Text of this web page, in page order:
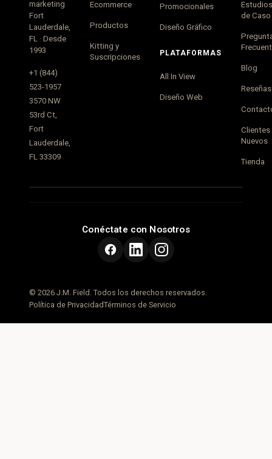
marketing
Fort
Lauderdale,
FL · Desde
1993
+1 (844)
523-1957
3570 NW
53rd Ct,
Fort
Lauderdale,
FL 33309
Ecommerce
Productos
Kitting y
Suscripciones
Promocionales
Diseño Gráfico
PLATAFORMAS
All In View
Diseño Web
Estudios
de Caso
Blog
Reseñas
Clientes
Nuevos
Tienda
Conéctate con Nosotros
© 2026 J.M. Field. Todos los derechos reservados.
Política de PrivacidadTérminos de Servicio